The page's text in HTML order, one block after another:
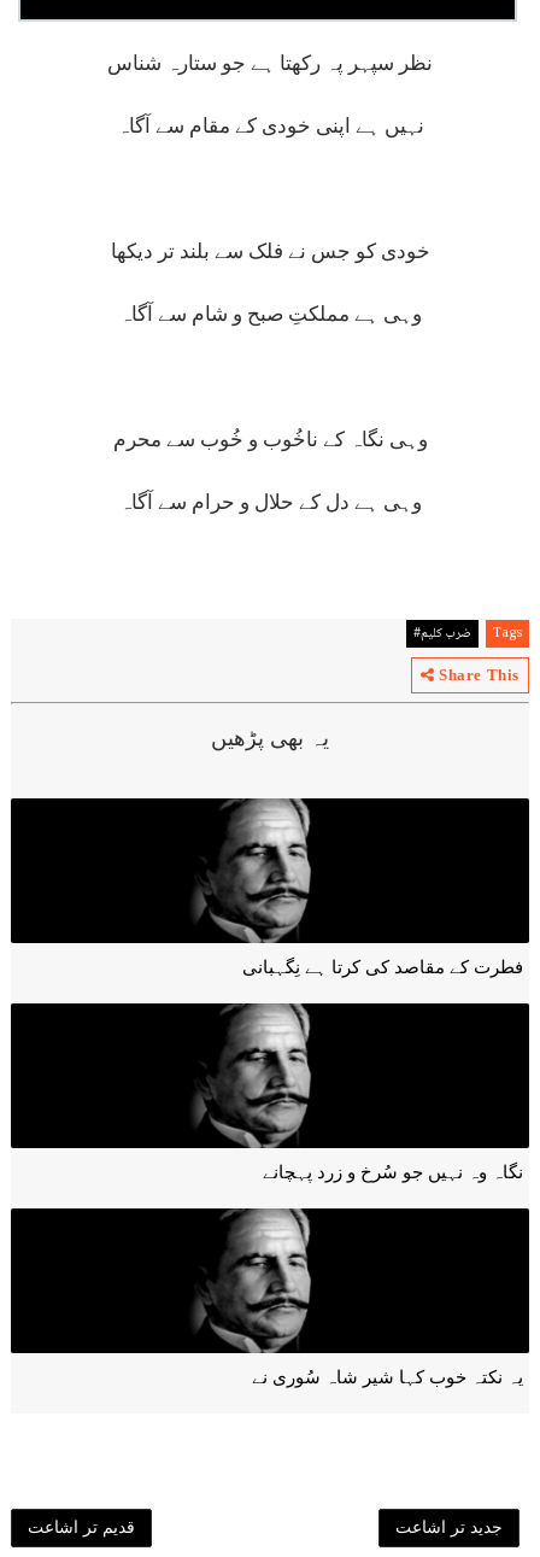
نظر سپہر پہ رکھتا ہے جو ستارہ شناس
نہیں ہے اپنی خودی کے مقام سے آگاہ
خودی کو جس نے فلک سے بلند تر دیکھا
وہی ہے مملکتِ صبح و شام سے آگاہ
وہی نگاہ کے ناخُوب و خُوب سے محرم
وہی ہے دل کے حلال و حرام سے آگاہ
Tags ضرب کلیم#
Share This
یہ بھی پڑھیں
فطرت کے مقاصد کی کرتا ہے نِگہبانی
نگاہ وہ نہیں جو سُرخ و زرد پہچانے
یہ نکتہ خوب کہا شیر شاہ سُوری نے
جدید تر اشاعت قدیم تر اشاعت